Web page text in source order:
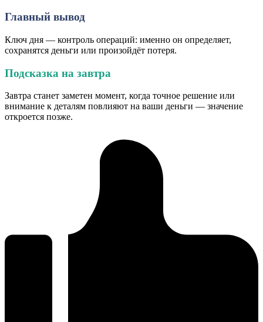
Главный вывод
Ключ дня — контроль операций: именно он определяет,
сохранятся деньги или произойдёт потеря.
Подсказка на завтра
Завтра станет заметен момент, когда точное решение или
внимание к деталям повлияют на ваши деньги — значение
откроется позже.